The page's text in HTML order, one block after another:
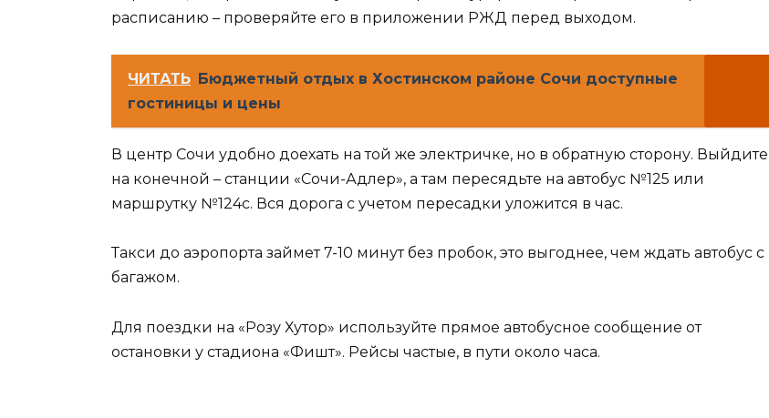
расписанию – проверяйте его в приложении РЖД перед выходом.
ЧИТАТЬ Бюджетный отдых в Хостинском районе Сочи доступные
гостиницы и цены
В центр Сочи удобно доехать на той же электричке, но в обратную сторону. Выйдите
на конечной – станции «Сочи-Адлер», а там пересядьте на автобус №125 или
маршрутку №124с. Вся дорога с учетом пересадки уложится в час.
Такси до аэропорта займет 7-10 минут без пробок, это выгоднее, чем ждать автобус с
багажом.
Для поездки на «Розу Хутор» используйте прямое автобусное сообщение от
остановки у стадиона «Фишт». Рейсы частые, в пути около часа.